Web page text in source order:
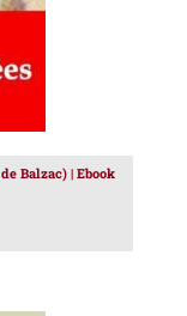
Balzac) | Ebook